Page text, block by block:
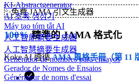
KI-Abstractgenerator
AI 초록 생성기
Máy tạo tóm tắt AI
人工智能摘要生成器
人工智慧摘要生成器
Generador de nombres para ensayos
Gerador de Nomes de Ensaios
Générateur de noms d'essai
✨免費 JAMA 引文生成器
100%精準的 JAMA 格式化
Koke AI 遵循AMA 風格手冊（第 11